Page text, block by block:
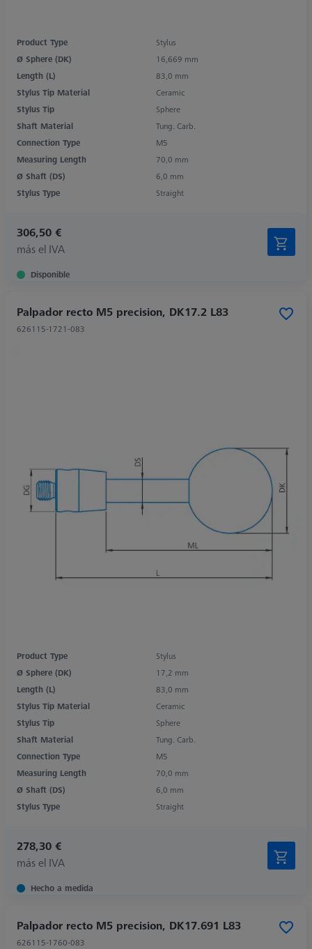
Product Type
Stylus
Ø Sphere (DK)
16,669 mm
Length (L)
83,0 mm
Stylus Tip Material
Ceramic
Stylus Tip
Sphere
Shaft Material
Tung. Carb.
Connection Type
M5
Measuring Length
70,0 mm
Ø Shaft (DS)
6,0 mm
Stylus Type
Straight
306,50 €
más el IVA
Disponible
Palpador recto M5 precision, DK17.2 L83
626115-1721-083
Product Type
Stylus
Ø Sphere (DK)
17,2 mm
Length (L)
83,0 mm
Stylus Tip Material
Ceramic
Stylus Tip
Sphere
Shaft Material
Tung. Carb.
Connection Type
M5
Measuring Length
70,0 mm
Ø Shaft (DS)
6,0 mm
Stylus Type
Straight
278,30 €
más el IVA
Hecho a medida
Palpador recto M5 precision, DK17.691 L83
626115-1760-083